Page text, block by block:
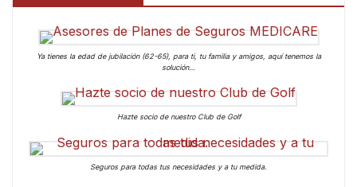
Ya tienes la edad de jubilación (62-65), para ti, tu familia y amigos, aquí tenemos la
solución…
Hazte socio de nuestro Club de Golf
Seguros para todas tus necesidades y a tu medida.